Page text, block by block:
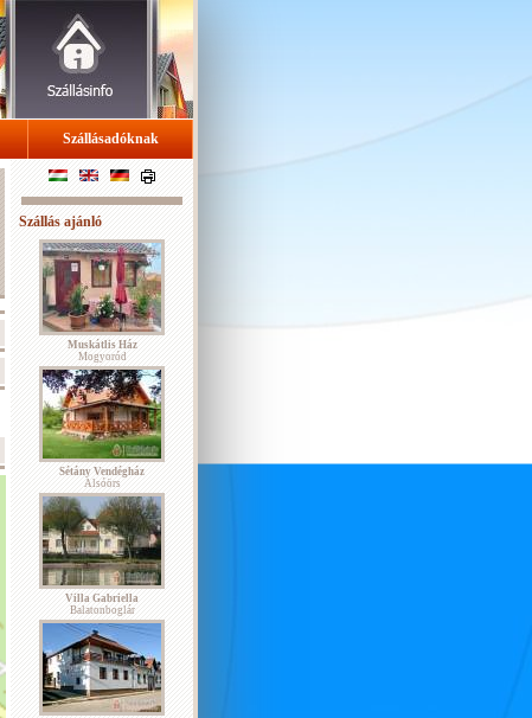
Szállásadóknak
Szállás ajánló
Muskátlis Ház
Mogyoród
Sétány Vendégház
Alsóörs
Villa Gabriella
Balatonboglár